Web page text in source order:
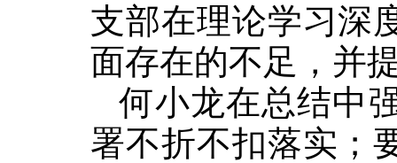
支部在理论学习深
面存在的不足，并
何小龙在总结中
署不折不扣落实；